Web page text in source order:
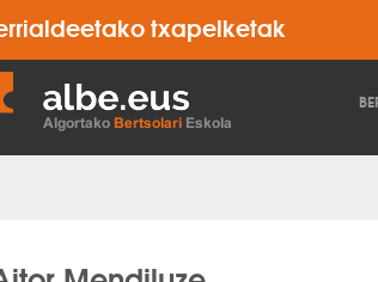
txapelketak